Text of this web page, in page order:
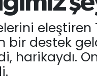
bir destek
harikaydı.